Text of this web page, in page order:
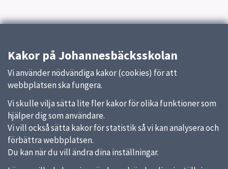
Kakor på Johannesbäcksskolan
Vi använder nödvändiga kakor (cookies) för att
webbplatsen ska fungera.
Vi skulle vilja sätta lite fler kakor för olika funktioner som
hjälper dig som användare.
Vi vill också sätta kakor för statistik så vi kan analysera och
förbättra webbplatsen.
Du kan när du vill ändra dina inställningar.